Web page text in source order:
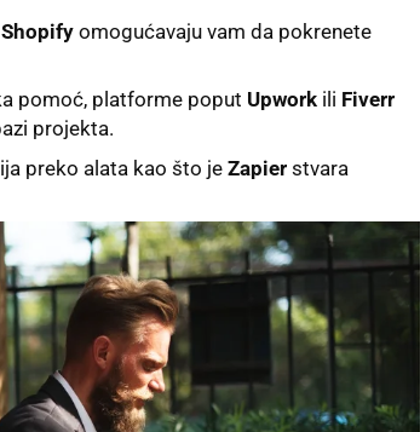
Shopify omogućavaju vam da pokrenete
pomoć, platforme poput Upwork ili Fiverr
projekta.
preko alata kao što je Zapier stvara